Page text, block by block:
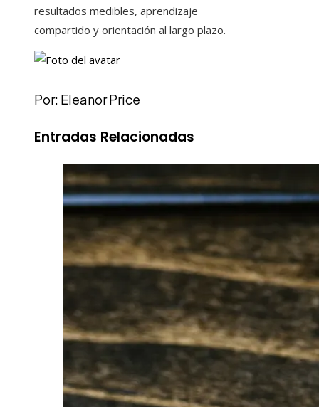
resultados medibles, aprendizaje
compartido y orientación al largo plazo.
Por: Eleanor Price
Entradas Relacionadas